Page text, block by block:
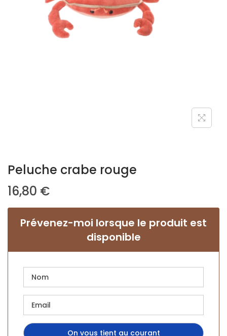
Peluche crabe rouge
16,80 €
Prévenez-moi lorsque le produit est
disponible